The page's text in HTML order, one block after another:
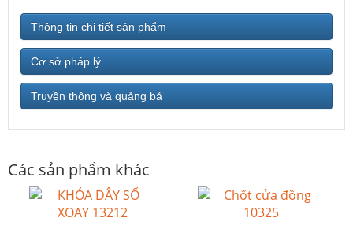
Thông tin chi tiết sản phẩm
Cơ sở pháp lý
Truyền thông và quảng bá
Các sản phẩm khác